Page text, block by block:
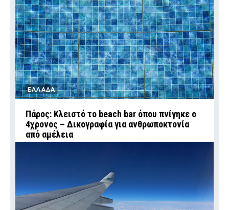
ΕΛΛΑΔΑ
Πάρος: Κλειστό το beach bar όπου πνίγηκε ο
4χρονος – Δικογραφία για ανθρωποκτονία
από αμέλεια